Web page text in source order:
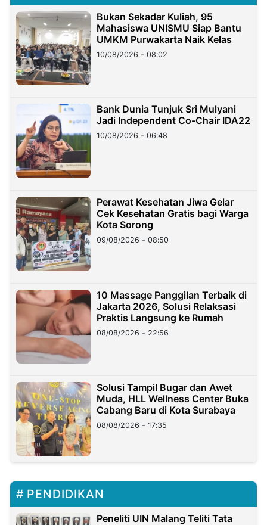
Bukan Sekadar Kuliah, 95
Mahasiswa UNISMU Siap Bantu
UMKM Purwakarta Naik Kelas
10/08/2026 - 08:02
Bank Dunia Tunjuk Sri Mulyani
Jadi Independent Co-Chair IDA22
10/08/2026 - 06:48
Perawat Kesehatan Jiwa Gelar
Cek Kesehatan Gratis bagi Warga
Kota Sorong
09/08/2026 - 08:50
10 Massage Panggilan Terbaik di
Jakarta 2026, Solusi Relaksasi
Praktis Langsung ke Rumah
08/08/2026 - 22:56
Solusi Tampil Bugar dan Awet
Muda, HLL Wellness Center Buka
Cabang Baru di Kota Surabaya
08/08/2026 - 17:35
PENDIDIKAN
Peneliti UIN Malang Teliti Tata